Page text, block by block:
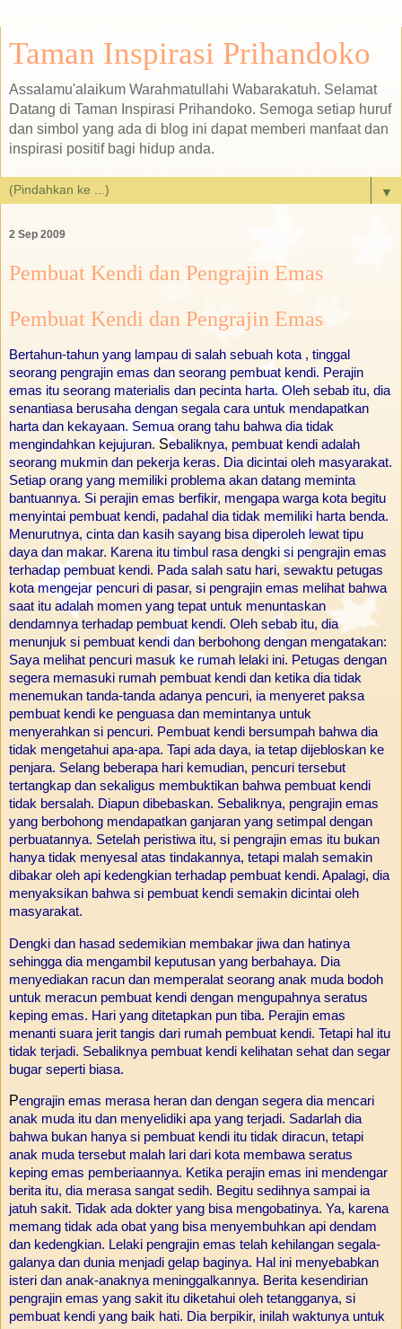
Taman Inspirasi Prihandoko
Assalamu'alaikum Warahmatullahi Wabarakatuh. Selamat
Datang di Taman Inspirasi Prihandoko. Semoga setiap huruf
dan simbol yang ada di blog ini dapat memberi manfaat dan
inspirasi positif bagi hidup anda.
▼
2 Sep 2009
Pembuat Kendi dan Pengrajin Emas
Pembuat Kendi dan Pengrajin Emas
Bertahun-tahun yang lampau di salah sebuah kota , tinggal
seorang pengrajin emas dan seorang pembuat kendi. Perajin
emas itu seorang materialis dan pecinta harta. Oleh sebab itu, dia
senantiasa berusaha dengan segala cara untuk mendapatkan
harta dan kekayaan. Semua orang tahu bahwa dia tidak
mengindahkan kejujuran. Sebaliknya, pembuat kendi adalah
seorang mukmin dan pekerja keras. Dia dicintai oleh masyarakat.
Setiap orang yang memiliki problema akan datang meminta
bantuannya. Si perajin emas berfikir, mengapa warga kota begitu
menyintai pembuat kendi, padahal dia tidak memiliki harta benda.
Menurutnya, cinta dan kasih sayang bisa diperoleh lewat tipu
daya dan makar. Karena itu timbul rasa dengki si pengrajin emas
terhadap pembuat kendi. Pada salah satu hari, sewaktu petugas
kota mengejar pencuri di pasar, si pengrajin emas melihat bahwa
saat itu adalah momen yang tepat untuk menuntaskan
dendamnya terhadap pembuat kendi. Oleh sebab itu, dia
menunjuk si pembuat kendi dan berbohong dengan mengatakan:
Saya melihat pencuri masuk ke rumah lelaki ini. Petugas dengan
segera memasuki rumah pembuat kendi dan ketika dia tidak
menemukan tanda-tanda adanya pencuri, ia menyeret paksa
pembuat kendi ke penguasa dan memintanya untuk
menyerahkan si pencuri. Pembuat kendi bersumpah bahwa dia
tidak mengetahui apa-apa. Tapi ada daya, ia tetap dijebloskan ke
penjara. Selang beberapa hari kemudian, pencuri tersebut
tertangkap dan sekaligus membuktikan bahwa pembuat kendi
tidak bersalah. Diapun dibebaskan. Sebaliknya, pengrajin emas
yang berbohong mendapatkan ganjaran yang setimpal dengan
perbuatannya. Setelah peristiwa itu, si pengrajin emas itu bukan
hanya tidak menyesal atas tindakannya, tetapi malah semakin
dibakar oleh api kedengkian terhadap pembuat kendi. Apalagi, dia
menyaksikan bahwa si pembuat kendi semakin dicintai oleh
masyarakat.
Dengki dan hasad sedemikian membakar jiwa dan hatinya
sehingga dia mengambil keputusan yang berbahaya. Dia
menyediakan racun dan memperalat seorang anak muda bodoh
untuk meracun pembuat kendi dengan mengupahnya seratus
keping emas. Hari yang ditetapkan pun tiba. Perajin emas
menanti suara jerit tangis dari rumah pembuat kendi. Tetapi hal itu
tidak terjadi. Sebaliknya pembuat kendi kelihatan sehat dan segar
bugar seperti biasa.
Pengrajin emas merasa heran dan dengan segera dia mencari
anak muda itu dan menyelidiki apa yang terjadi. Sadarlah dia
bahwa bukan hanya si pembuat kendi itu tidak diracun, tetapi
anak muda tersebut malah lari dari kotamembawa seratus
keping emas pemberiaannya. Ketika perajin emas ini mendengar
berita itu, dia merasa sangat sedih. Begitu sedihnya sampai ia
jatuh sakit. Tidak ada dokter yang bisa mengobatinya. Ya, karena
memang tidak ada obat yang bisa menyembuhkan api dendam
dan kedengkian. Lelaki pengrajin emas telah kehilangan segala-
galanya dan dunia menjadi gelap baginya. Hal ini menyebabkan
isteri dan anak-anaknya meninggalkannya. Berita kesendirian
pengrajin emas yang sakit itu diketahui oleh tetangganya, si
pembuat kendi yang baik hati. Dia berpikir, inilah waktunya untuk